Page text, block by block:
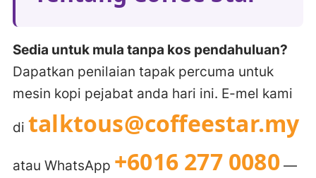
Sedia untuk mula tanpa kos pendahuluan?
Dapatkan penilaian tapak percuma untuk
mesin kopi pejabat anda hari ini. E-mel kami
di talktous@coffeestar.my
atau WhatsApp +6016 277 0080—